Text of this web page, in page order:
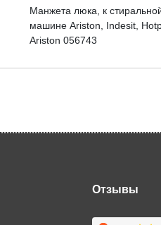
Манжета люка, к
машине Ariston, Indesit,
Ariston 056743
Отзывы